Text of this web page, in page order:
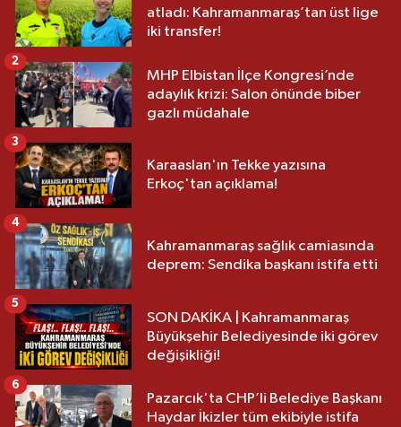
atladı: Kahramanmaraş’tan üst lige
iki transfer!
MHP Elbistan İlçe Kongresi’nde
adaylık krizi: Salon önünde biber
gazlı müdahale
2
Karaaslan'ın Tekke yazısına
Erkoç'tan açıklama!
3
Kahramanmaraş sağlık camiasında
deprem: Sendika başkanı istifa etti
4
SON DAKİKA | Kahramanmaraş
Büyükşehir Belediyesinde iki görev
değişikliği!
5
Pazarcık'ta CHP’li Belediye Başkanı
Haydar İkizler tüm ekibiyle istifa
6